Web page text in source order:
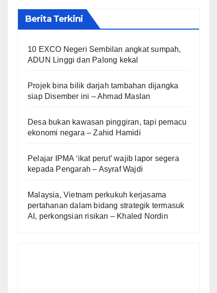
Berita Terkini
10 EXCO Negeri Sembilan angkat sumpah,
ADUN Linggi dan Palong kekal
Projek bina bilik darjah tambahan dijangka
siap Disember ini – Ahmad Maslan
Desa bukan kawasan pinggiran, tapi pemacu
ekonomi negara – Zahid Hamidi
Pelajar IPMA ‘ikat perut’ wajib lapor segera
kepada Pengarah – Asyraf Wajdi
Malaysia, Vietnam perkukuh kerjasama
pertahanan dalam bidang strategik termasuk
AI, perkongsian risikan – Khaled Nordin